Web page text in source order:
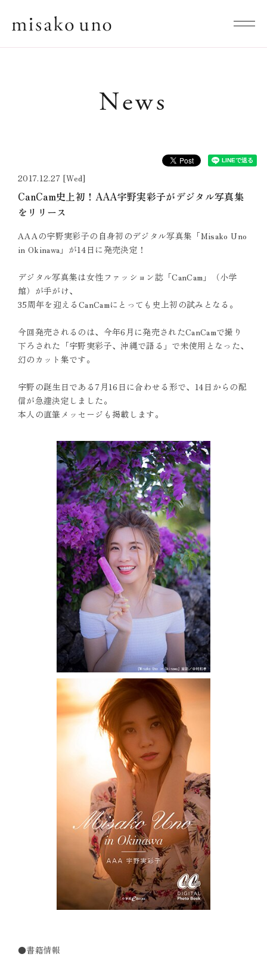
News
2017.12.27 [Wed]
CanCam史上初！AAA宇野実彩子がデジタル写真集
をリリース
AAAの宇野実彩子の自身初のデジタル写真集「Misako Uno
in Okinawa」が14日に発売決定！
デジタル写真集は女性ファッション誌「CanCam」（小学
館）が手がけ、
35周年を迎えるCanCamにとっても史上初の試みとなる。
今回発売されるのは、今年6月に発売されたCanCamで撮り
下ろされた「宇野実彩子、沖縄で語る」で未使用となった、
幻のカット集です。
宇野の誕生日である7月16日に合わせる形で、14日からの配
信が急遽決定しました。
本人の直筆メッセージも掲載します。
●書籍情報